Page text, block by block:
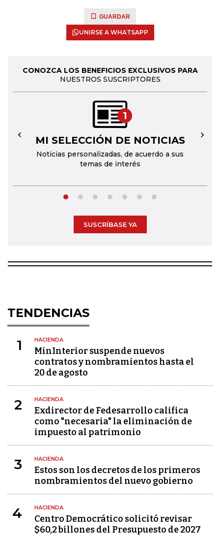
GUARDAR
UNIRSE A WHATSAPP
CONOZCA LOS BENEFICIOS EXCLUSIVOS PARA
NUESTROS SUSCRIPTORES
1
MI SELECCIÓN DE NOTICIAS
Noticias personalizadas, de acuerdo a sus
temas de interés
← →
SUSCRÍBASE YA
TENDENCIAS
1 HACIENDA
MinInterior suspende nuevos
contratos y nombramientos hasta el
20 de agosto
2 HACIENDA
Exdirector de Fedesarrollo califica
como "necesaria" la eliminación de
impuesto al patrimonio
3 HACIENDA
Estos son los decretos de los primeros
nombramientos del nuevo gobierno
4 HACIENDA
Centro Democrático solicitó revisar
$60,2 billones del Presupuesto de 2027